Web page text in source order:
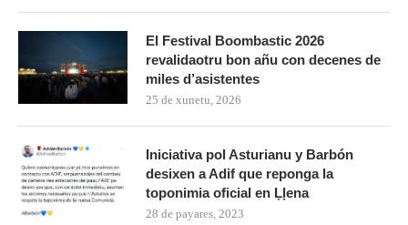
El Festival Boombastic 2026
revalidaotru bon añu con decenes de
miles d’asistentes
25 de xunetu, 2026
Iniciativa pol Asturianu y Barbón
desixen a Adif que reponga la
toponimia oficial en Ḷḷena
28 de payares, 2023